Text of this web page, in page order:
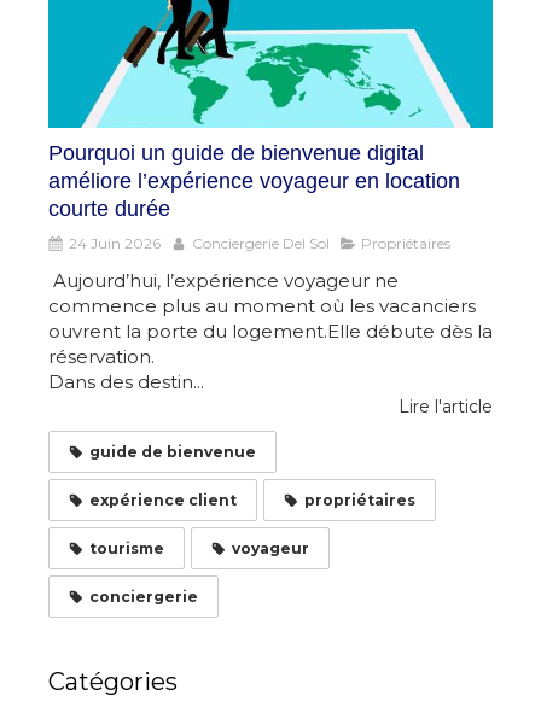
Pourquoi un guide de bienvenue digital
améliore l’expérience voyageur en location
courte durée
24 Juin 2026 Conciergerie Del Sol Propriétaires
Aujourd’hui, l’expérience voyageur ne
commence plus au moment où les vacanciers
ouvrent la porte du logement.Elle débute dès la
réservation.
Dans des destin...
Lire l'article
guide de bienvenue
expérience client propriétaires
tourisme voyageur
conciergerie
Catégories